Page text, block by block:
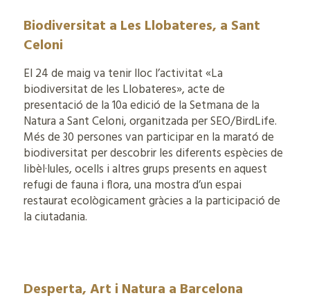
Biodiversitat a Les Llobateres, a Sant
Celoni
El 24 de maig va tenir lloc l’activitat «La
biodiversitat de les Llobateres», acte de
presentació de la 10a edició de la Setmana de la
Natura a Sant Celoni, organitzada per SEO/BirdLife.
Més de 30 persones van participar en la marató de
biodiversitat per descobrir les diferents espècies de
libèl·lules, ocells i altres grups presents en aquest
refugi de fauna i flora, una mostra d’un espai
restaurat ecològicament gràcies a la participació de
la ciutadania.
Desperta, Art i Natura a Barcelona